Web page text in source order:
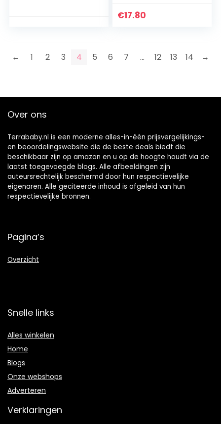
€17.80
← 1 2 3 4 5 6 7 … 12 13 14 →
Over ons
Terrababy.nl is een moderne alles-in-één prijsvergelijkings-
en beoordelingswebsite die de beste deals biedt die
beschikbaar zijn op amazon en u op de hoogte houdt via de
laatst toegevoegde blogs. Alle afbeeldingen zijn
auteursrechtelijk beschermd door hun respectievelijke
eigenaren. Alle geciteerde inhoud is afgeleid van hun
respectievelijke bronnen.
Pagina’s
Overzicht
Snelle links
Alles winkelen
Home
Blogs
Onze webshops
Adverteren
Verklaringen